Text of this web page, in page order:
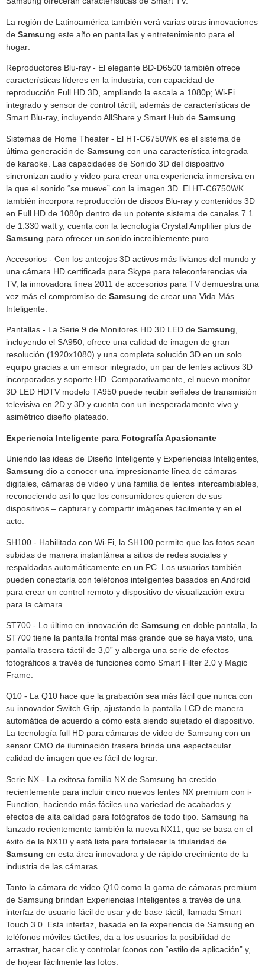
La región de Latinoamérica también verá varias otras innovaciones
de Samsung este año en pantallas y entretenimiento para el
hogar:
Reproductores Blu-ray - El elegante BD-D6500 también ofrece
características líderes en la industria, con capacidad de
reproducción Full HD 3D, ampliando la escala a 1080p; Wi-Fi
integrado y sensor de control táctil, además de características de
Smart Blu-ray, incluyendo AllShare y Smart Hub de Samsung
Sistemas de Home Theater - El HT-C6750WK es el sistema de
última generación de Samsung con una característica integrada
de karaoke. Las capacidades de Sonido 3D del dispositivo
sincronizan audio y video para crear una experiencia inmersiva en
la que el sonido “se mueve” con la imagen 3D. El HT-C6750WK
también incorpora reproducción de discos Blu-ray y contenidos 3D
en Full HD de 1080p dentro de un potente sistema de canales 7.1
de 1.330 watt y, cuenta con la tecnología Crystal Amplifier plus de
Samsung para ofrecer un sonido increíblemente puro.
Accesorios - Con los anteojos 3D activos más livianos del mundo y
una cámara HD certificada para Skype para teleconferencias via
TV, la innovadora línea 2011 de accesorios para TV demuestra una
vez más el compromiso de Samsung de crear una Vida Más
Inteligente.
Pantallas - La Serie 9 de Monitores HD 3D LED de Samsung,
incluyendo el SA950, ofrece una calidad de imagen de gran
resolución (1920x1080) y una completa solución 3D en un solo
equipo gracias a un emisor integrado, un par de lentes activos 3D
incorporados y soporte HD. Comparativamente, el nuevo monitor
3D LED HDTV modelo TA950 puede recibir señales de transmisión
televisiva en 2D y 3D y cuenta con un inesperadamente vivo y
asimétrico diseño plateado.
Experiencia Inteligente para Fotografía Apasionante
Uniendo las ideas de Diseño Inteligente y Experiencias Inteligentes,
Samsung dio a conocer una impresionante línea de cámaras
digitales, cámaras de video y una familia de lentes intercambiables,
reconociendo así lo que los consumidores quieren de sus
dispositivos – capturar y compartir imágenes fácilmente y en el
acto.
SH100 - Habilitada con Wi-Fi, la SH100 permite que las fotos sean
subidas de manera instantánea a sitios de redes sociales y
respaldadas automáticamente en un PC. Los usuarios también
pueden conectarla con teléfonos inteligentes basados en Android
para crear un control remoto y dispositivo de visualización extra
para la cámara.
ST700 - Lo último en innovación de Samsung en doble pantalla, la
ST700 tiene la pantalla frontal más grande que se haya visto, una
pantalla trasera táctil de 3,0” y alberga una serie de efectos
fotográficos a través de funciones como Smart Filter 2.0 y Magic
Frame.
Q10 - La Q10 hace que la grabación sea más fácil que nunca con
su innovador Switch Grip, ajustando la pantalla LCD de manera
automática de acuerdo a cómo está siendo sujetado el dispositivo.
La tecnología full HD para cámaras de video de Samsung con un
sensor CMO de iluminación trasera brinda una espectacular
calidad de imagen que es fácil de lograr.
Serie NX - La exitosa familia NX de Samsung ha crecido
recientemente para incluir cinco nuevos lentes NX premium con i-
Function, haciendo más fáciles una variedad de acabados y
efectos de alta calidad para fotógrafos de todo tipo. Samsung ha
lanzado recientemente también la nueva NX11, que se basa en el
éxito de la NX10 y está lista para fortalecer la titularidad de
Samsung en esta área innovadora y de rápido crecimiento de la
industria de las cámaras.
Tanto la cámara de video Q10 como la gama de cámaras premium
de Samsung brindan Experiencias Inteligentes a través de una
interfaz de usuario fácil de usar y de base táctil, llamada Smart
Touch 3.0. Esta interfaz, basada en la experiencia de Samsung en
teléfonos móviles táctiles, da a los usuarios la posibilidad de
arrastrar, hacer clic y controlar íconos con “estilo de aplicación” y,
de hojear fácilmente las fotos.